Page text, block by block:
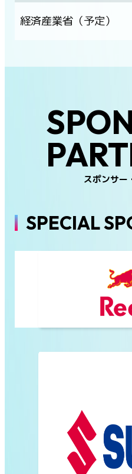
経済産業省（予定）
スポンサー
SPECIAL